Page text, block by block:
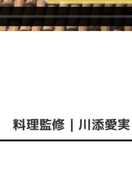
料理監修｜川添愛